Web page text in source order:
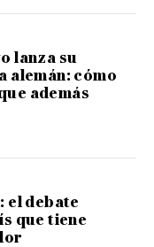
lanza su
alemán: cómo
además
el debate
que tiene